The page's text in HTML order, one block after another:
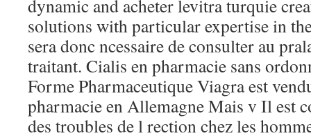
dynamic and acheter levitra turquie
solutions with particular expertise in
sera donc ncessaire de consulter au
traitant. Cialis en pharmacie sans
Forme Pharmaceutique Viagra est
pharmacie en Allemagne Mais v Il est
des troubles de l rection chez les